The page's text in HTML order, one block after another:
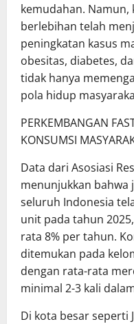
kemudahan.
berlebihan telah
peningkatan kasus
obesitas, diabetes,
tidak hanya
pola hidup
PERKEMBANGAN
KONSUMSI
Data dari Asosiasi
menunjukkan bahwa
seluruh Indonesia
unit pada tahun
rata 8% per tahun.
ditemukan pada
dengan rata-rata
minimal 2-3 kali
Di kota besar seperti